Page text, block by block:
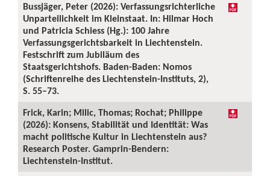
Bussjäger, Peter (2026): Verfassungsrichterliche
Unparteilichkeit im Kleinstaat. In: Hilmar Hoch
und Patricia Schiess (Hg.): 100 Jahre
Verfassungsgerichtsbarkeit in Liechtenstein.
Festschrift zum Jubiläum des
Staatsgerichtshofs. Baden-Baden: Nomos
(Schriftenreihe des Liechtenstein-Instituts, 2),
S. 55–73.
Frick, Karin; Milic, Thomas; Rochat; Philippe
(2026): Konsens, Stabilität und Identität: Was
macht politische Kultur in Liechtenstein aus?
Research Poster. Gamprin-Bendern:
Liechtenstein-Institut.